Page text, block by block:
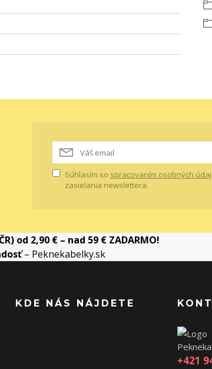
Súhlasím so spracovaním osobných
zasielania newslettera.
od 2,90 € – nad 59 € ZADARMO!
– Peknekabelky.sk
KDE NÁS NÁJDETE
+421